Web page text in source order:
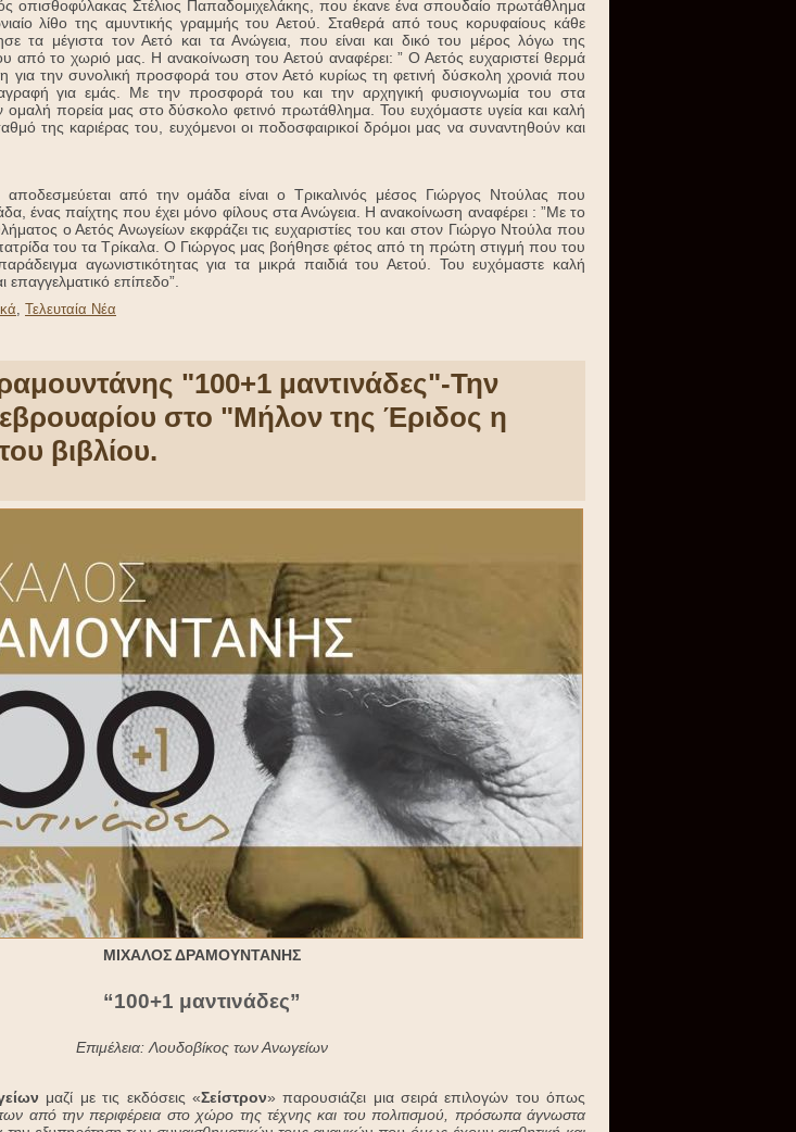
οπισθοφύλακας Στέλιος Παπαδομιχελάκης, που έκανε ένα σπουδαίο πρωτάθλημα
λίθο της αμυντικής γραμμής του Αετού. Σταθερά από τους κορυφαίους κάθε
τα μέγιστα τον Αετό και τα Ανώγεια, που είναι και δικό του μέρος λόγω της
από το χωριό μας. Η ανακοίνωση του Αετού αναφέρει: ” Ο Αετός ευχαριστεί θερμά
για την συνολική προσφορά του στον Αετό κυρίως τη φετινή δύσκολη χρονιά που
για εμάς. Με την προσφορά του και την αρχηγική φυσιογνωμία του στα
πορεία μας στο δύσκολο φετινό πρωτάθλημα. Του ευχόμαστε υγεία και καλή
της καριέρας του, ευχόμενοι οι ποδοσφαιρικοί δρόμοι μας να συναντηθούν και
από την ομάδα είναι ο Τρικαλινός μέσος Γιώργος Ντούλας που
ένας παίχτης που έχει μόνο φίλους στα Ανώγεια. Η ανακοίνωση αναφέρει : ”Με το
ο Αετός Ανωγείων εκφράζει τις ευχαριστίες του και στον Γιώργο Ντούλα που
πατρίδα του τα Τρίκαλα. Ο Γιώργος μας βοήθησε φέτος από τη πρώτη στιγμή που του
αγωνιστικότητας για τα μικρά παιδιά του Αετού. Του ευχόμαστε καλή
επίπεδο”.
Τελευταία Νέα
"100+1 μαντινάδες"-Την
στο "Μήλον της Έριδος η
βιβλίου.
ΜΙΧΑΛΟΣ ΔΡΑΜΟΥΝΤΑΝΗΣ
“100+1 μαντινάδες”
Επιμέλεια: Λουδοβίκος των Ανωγείων
μαζί με τις εκδόσεις «Σείστρον» παρουσιάζει μια σειρά επιλογών του όπως
από την περιφέρεια στο χώρο της τέχνης και του πολιτισμού, πρόσωπα άγνωστα